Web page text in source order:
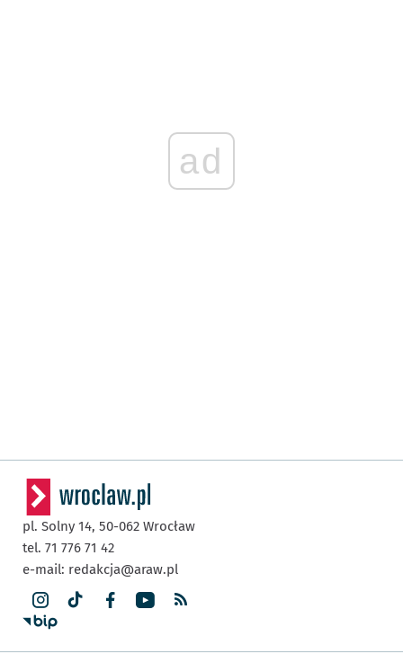
ad
pl. Solny 14, 50-062 Wrocław
tel. 71 776 71 42
e-mail: redakcja@araw.pl